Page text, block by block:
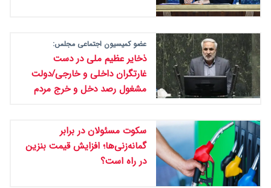
عضو کمیسیون اجتماعی مجلس:
ذخایر عظیم ملی در دست
غارتگران داخلی و خارجی/دولت
مشغول رصد دخل و خرج مردم
سکوت مسئولان در برابر
گمانه‌زنی‌ها؛ افزایش قیمت بنزین
در راه است؟